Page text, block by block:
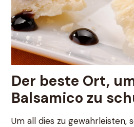
Der beste Ort,
Balsamico zu
Um all dies zu gewährleisten,